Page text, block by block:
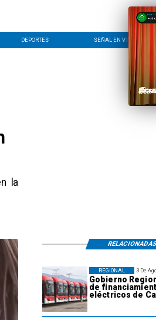
DEPORTES SEÑAL EN VIVO
la
3 De
Gobierno
de
eléctricos de
REGIONAL